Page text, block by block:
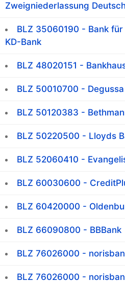
Zweigniederlassung
BLZ 35060190 - Bank
KD-Bank
BLZ 48020151 -
BLZ 50010700 -
BLZ 50120383 -
BLZ 50220500 - Lloyds
BLZ 52060410 -
BLZ 60030600 -
BLZ 60420000 -
BLZ 66090800 - BBBank
BLZ 76026000 -
BLZ 76026000 -